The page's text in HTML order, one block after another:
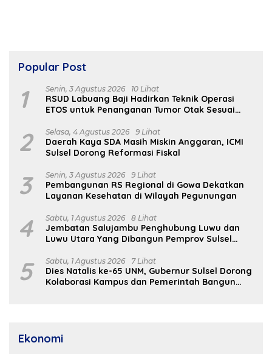
Popular Post
1 Senin, 3 Agustus 2026 10 Lihat
RSUD Labuang Baji Hadirkan Teknik Operasi
ETOS untuk Penanganan Tumor Otak Sesuai
2 Selasa, 4 Agustus 2026 9 Lihat
Daerah Kaya SDA Masih Miskin Anggaran, ICMI
Sulsel Dorong Reformasi Fiskal
3 Senin, 3 Agustus 2026 9 Lihat
Pembangunan RS Regional di Gowa Dekatkan
Layanan Kesehatan di Wilayah Pegunungan
4 Sabtu, 1 Agustus 2026 8 Lihat
Jembatan Salujambu Penghubung Luwu dan
Luwu Utara Yang Dibangun Pemprov Sulsel
5 Sabtu, 1 Agustus 2026 7 Lihat
Dies Natalis ke-65 UNM, Gubernur Sulsel Dorong
Kolaborasi Kampus dan Pemerintah Bangun
Ekonomi